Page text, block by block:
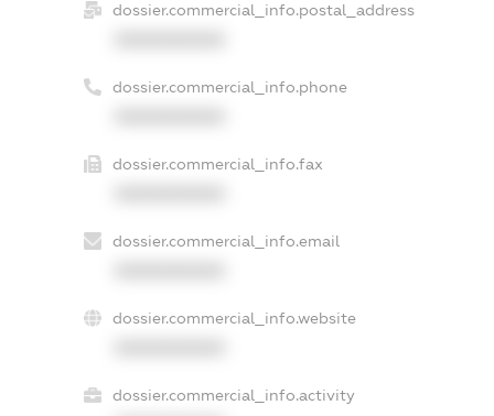
dossier.commercial_info.postal_address
dossier.commercial_info.phone
dossier.commercial_info.fax
dossier.commercial_info.email
dossier.commercial_info.website
dossier.commercial_info.activity